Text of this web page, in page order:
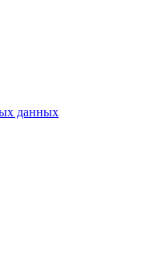
данных